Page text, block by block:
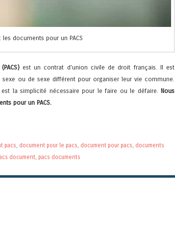
les documents pour un PACS
est un contrat d’union civile de droit français. Il est
ou de sexe différent pour organiser leur vie commune.
est la simplicité nécessaire pour le faire ou le défaire. Nous
pour un PACS.
pacs, document pour le pacs, document pour pacs, documents
document, pacs documents